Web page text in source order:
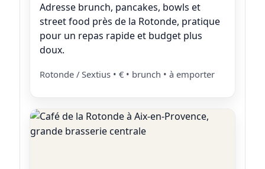
Adresse brunch, pancakes, bowls et
street food près de la Rotonde, pratique
pour un repas rapide et budget plus
doux.
Rotonde / Sextius • € • brunch • à emporter